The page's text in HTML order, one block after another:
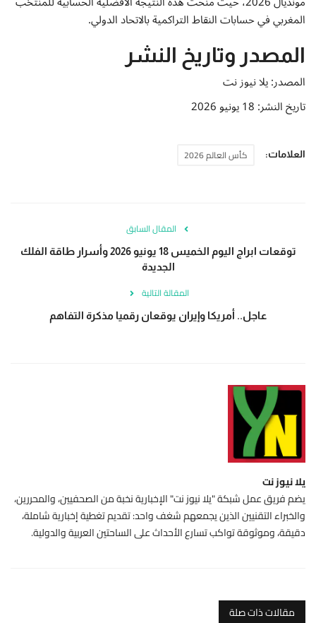
المغربي في حسابات النقاط التراكمية بالاتحاد الدولي.
المصدر وتاريخ النشر
المصدر: يلا نيوز نت
تاريخ النشر: 18 يونيو 2026
العلامات: كأس العالم 2026
المقال السابق
توقعات ابراج اليوم الخميس 18 يونيو 2026 وأسرار طاقة الفلك
الجديدة
المقالة التالية
عاجل.. أمريكا وإيران يوقعان رقميا مذكرة التفاهم
يلا نيوز نت
يضم فريق عمل شبكة "يلا نيوز نت" الإخبارية نخبة من الصحفيين، والمحررين،
والخبراء التقنيين الذين يجمعهم شغف واحد: تقديم تغطية إخبارية شاملة،
دقيقة، وموثوقة تواكب تسارع الأحداث على الساحتين العربية والدولية.
مقالات ذات صلة